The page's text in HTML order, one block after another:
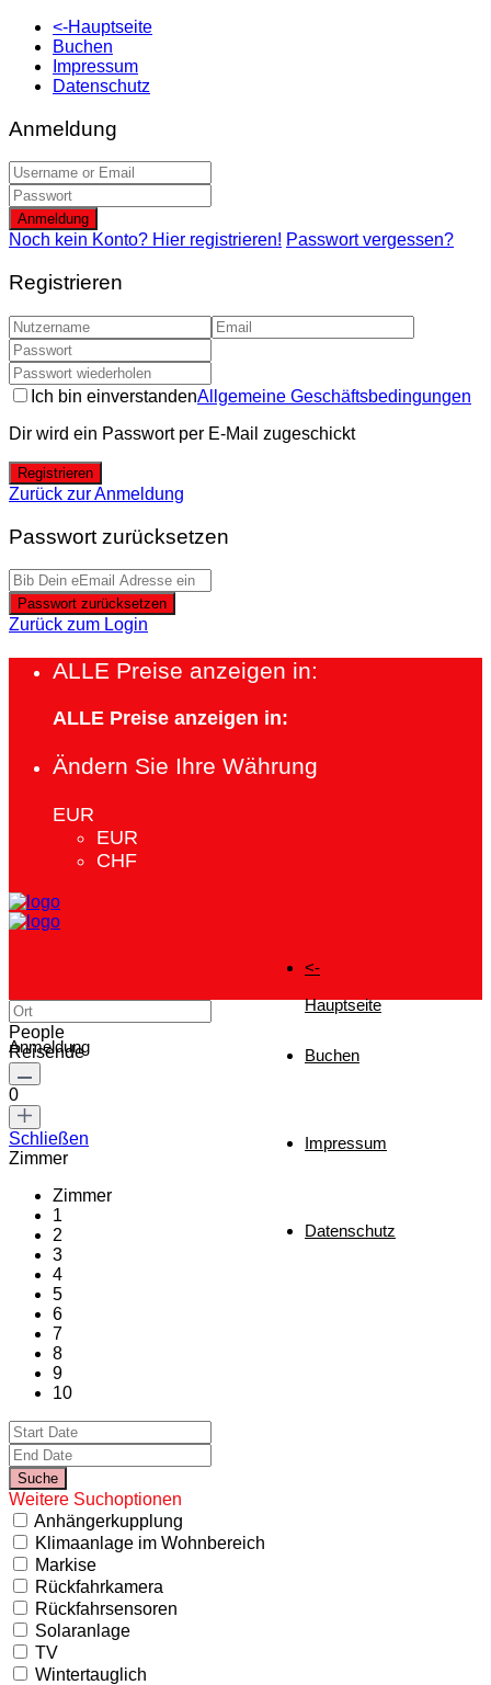
<-Hauptseite
Buchen
Impressum
Datenschutz
Anmeldung
Anmeldung
Noch kein Konto? Hier registrieren! Passwort vergessen?
Registrieren
Ich bin einverstandenAllgemeine Geschäftsbedingungen
Dir wird ein Passwort per E-Mail zugeschickt
Registrieren
Zurück zur Anmeldung
Passwort zurücksetzen
Passwort zurücksetzen
Zurück zum Login
ALLE Preise anzeigen in:
ALLE Preise anzeigen in:
Ändern Sie Ihre Währung
EUR
EUR
CHF
<-
Hauptseite
Buchen
Impressum
Datenschutz
Anmeldung
People
Reisende
0
Schließen
Zimmer
Zimmer
1
2
3
4
5
6
7
8
9
10
Weitere Suchoptionen
Anhängerkupplung
Klimaanlage im Wohnbereich
Markise
Rückfahrkamera
Rückfahrsensoren
Solaranlage
TV
Wintertauglich